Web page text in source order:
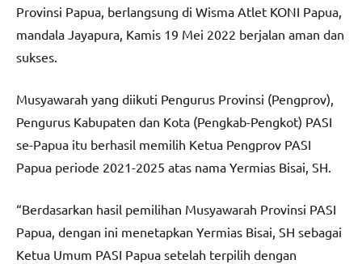
Provinsi Papua, berlangsung di Wisma Atlet KONI Papua,
mandala Jayapura, Kamis 19 Mei 2022 berjalan aman dan
sukses.
Musyawarah yang diikuti Pengurus Provinsi (Pengprov),
Pengurus Kabupaten dan Kota (Pengkab-Pengkot) PASI
se-Papua itu berhasil memilih Ketua Pengprov PASI
Papua periode 2021-2025 atas nama Yermias Bisai, SH.
“Berdasarkan hasil pemilihan Musyawarah Provinsi PASI
Papua, dengan ini menetapkan Yermias Bisai, SH sebagai
Ketua Umum PASI Papua setelah terpilih dengan